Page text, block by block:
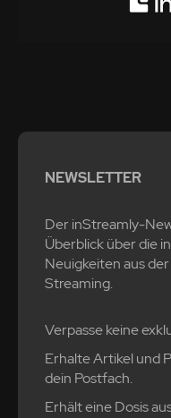
NEWSLETTER
Der inStreamly-
Überblick über die
Neuigkeiten aus
Streaming.
Verpasse keine
Erhalte Artikel und
dein Postfach.
Erhält eine Dosis